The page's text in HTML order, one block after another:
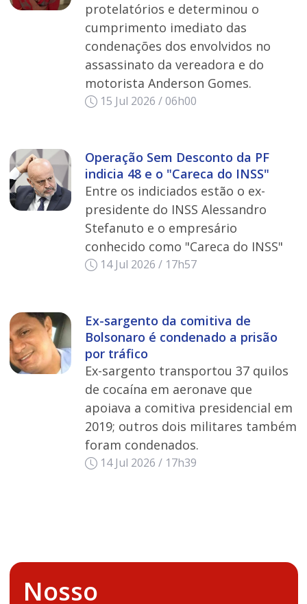
protelatórios e determinou o
cumprimento imediato das
condenações dos envolvidos no
assassinato da vereadora e do
motorista Anderson Gomes.
15 Jul 2026 / 06h00
Operação Sem Desconto da PF
indicia 48 e o "Careca do INSS"
Entre os indiciados estão o ex-
presidente do INSS Alessandro
Stefanuto e o empresário
conhecido como "Careca do INSS"
14 Jul 2026 / 17h57
Ex-sargento da comitiva de
Bolsonaro é condenado a prisão
por tráfico
Ex-sargento transportou 37 quilos
de cocaína em aeronave que
apoiava a comitiva presidencial em
2019; outros dois militares também
foram condenados.
14 Jul 2026 / 17h39
Nosso